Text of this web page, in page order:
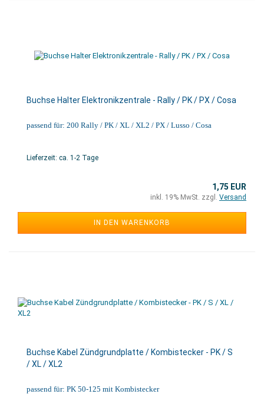
Buchse Halter Elektronikzentrale - Rally / PK / PX / Cosa
passend für: 200 Rally / PK / XL / XL2 / PX / Lusso / Cosa
Lieferzeit: ca. 1-2 Tage
1,75 EUR
inkl. 19% MwSt. zzgl. Versand
IN DEN WARENKORB
Buchse Kabel Zündgrundplatte / Kombistecker - PK / S
/ XL / XL2
passend für: PK 50-125 mit Kombistecker